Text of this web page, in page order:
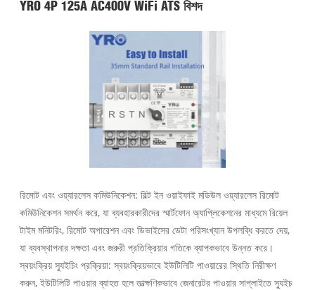
YRO 4P 125A AC400V WiFi ATS বিশদ
রিমোট এবং ওয়্যারলেস কমিউনিকেশন: বিল্ট ইন ওয়াইফাই মডিউল ওয়্যারলেস রিমোট
কমিউনিকেশন সমর্থন করে, যা ব্যবহারকারীদের স্মার্টফোন অ্যাপ্লিকেশনের মাধ্যমে রিয়েল
টাইম মনিটরিং, রিমোট অপারেশন এবং ডিভাইসের ডেটা পরিসংখ্যান উপলব্ধি করতে দেয়,
যা ব্যবস্থাপনার দক্ষতা এবং জরুরী প্রতিক্রিয়ার গতিকে ব্যাপকভাবে উন্নত করে।
স্বয়ংক্রিয় স্যুইচিং প্রক্রিয়া: স্বয়ংক্রিয়ভাবে ইউটিলিটি পাওয়ারের স্থিতি নিরীক্ষণ
করুন, ইউটিলিটি পাওয়ার ব্যাহত হলে তাত্ক্ষণিকভাবে জেনারেটর পাওয়ার সাপ্লাইতে স্যুইচ